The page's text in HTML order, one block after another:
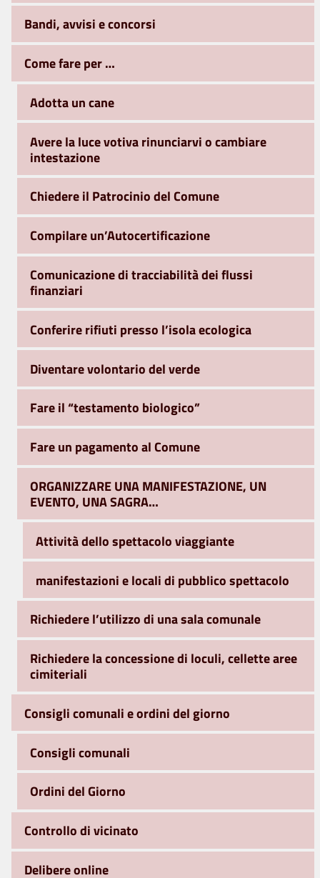
Bandi, avvisi e concorsi
Come fare per …
Adotta un cane
Avere la luce votiva rinunciarvi o cambiare
intestazione
Chiedere il Patrocinio del Comune
Compilare un’Autocertificazione
Comunicazione di tracciabilità dei flussi
finanziari
Conferire rifiuti presso l’isola ecologica
Diventare volontario del verde
Fare il “testamento biologico”
Fare un pagamento al Comune
ORGANIZZARE UNA MANIFESTAZIONE, UN
EVENTO, UNA SAGRA…
Attività dello spettacolo viaggiante
manifestazioni e locali di pubblico spettacolo
Richiedere l’utilizzo di una sala comunale
Richiedere la concessione di loculi, cellette aree
cimiteriali
Consigli comunali e ordini del giorno
Consigli comunali
Ordini del Giorno
Controllo di vicinato
Delibere online